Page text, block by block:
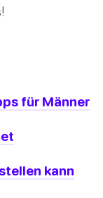
für Männer
kann